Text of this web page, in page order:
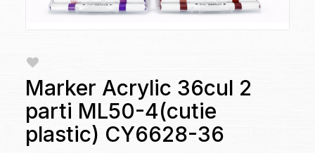
Marker Acrylic 36cul 2
parti ML50-4(cutie
plastic) CY6628-36